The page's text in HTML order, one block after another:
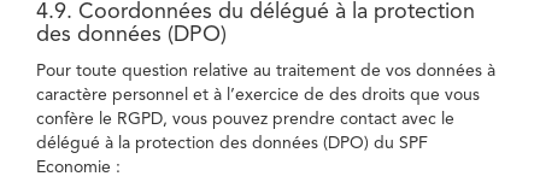
4.9. Coordonnées du délégué à la protection
des données (DPO)
Pour toute question relative au traitement de vos données à
caractère personnel et à l’exercice de des droits que vous
confère le RGPD, vous pouvez prendre contact avec le
délégué à la protection des données (DPO) du SPF
Economie :